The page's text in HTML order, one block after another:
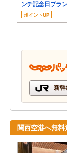
ンチ記念日プラ
ポイントUP
新幹
関西空港へ無